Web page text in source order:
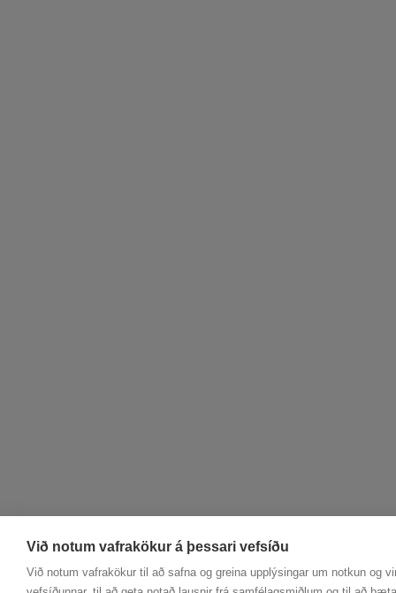
Við notum vafrakökur á þessari vefsíðu
Við notum vafrakökur til að safna og greina upplýsingar um notkun og